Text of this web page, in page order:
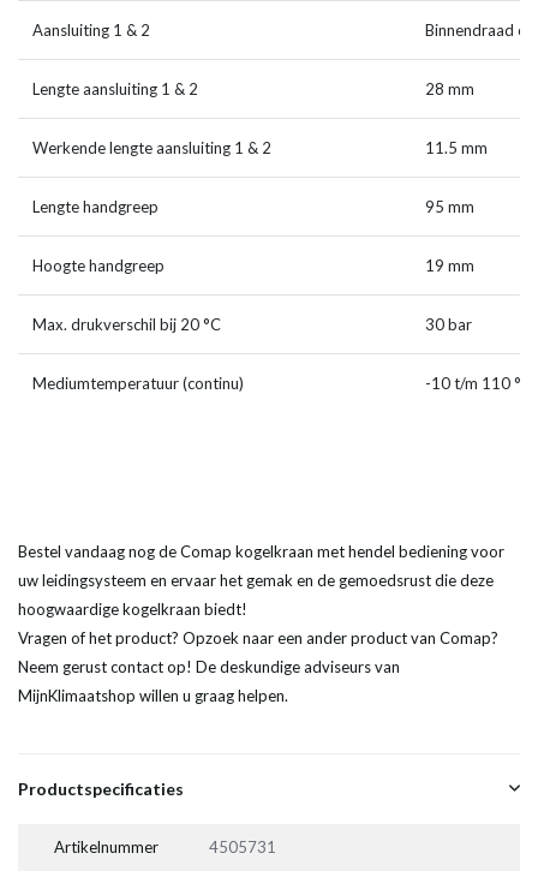
Aansluiting 1 & 2 Binnendraad
Lengte aansluiting 1 & 2 28 mm
Werkende lengte aansluiting 1 & 2 11.5 mm
Lengte handgreep 95 mm
Hoogte handgreep 19 mm
Max. drukverschil bij 20 °C 30 bar
Mediumtemperatuur (continu) -10 t/m 110 °C
Bestel vandaag nog de Comap kogelkraan met hendel bediening voor
uw leidingsysteem en ervaar het gemak en de gemoedsrust die deze
hoogwaardige kogelkraan biedt!
Vragen of het product? Opzoek naar een ander product van Comap?
Neem gerust contact op! De deskundige adviseurs van
MijnKlimaatshop willen u graag helpen.
Productspecificaties
Artikelnummer 4505731